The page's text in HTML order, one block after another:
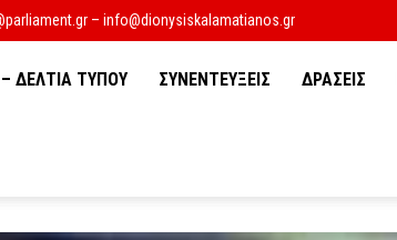
– info@dionysiskalamatianos.gr
ΔΕΛΤΙΑ ΤΥΠΟΥ ΣΥΝΕΝΤΕΥΞΕΙΣ ΔΡΑΣΕΙΣ